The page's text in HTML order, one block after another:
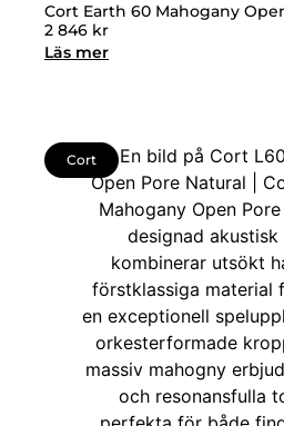
Cort Earth 60 Mahogany
2 846 kr
Läs mer
Cort